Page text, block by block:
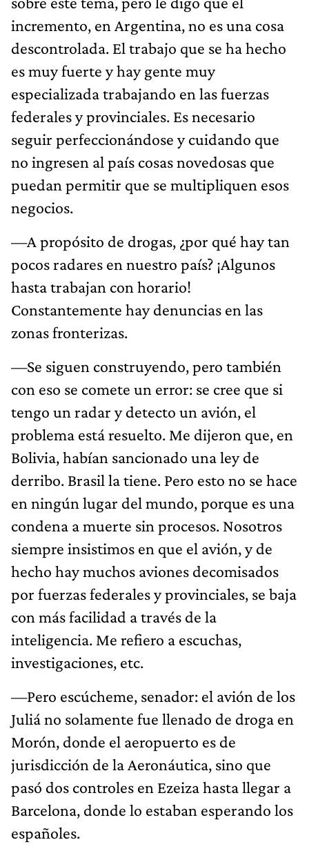
incremento, en Argentina, no es una cosa
descontrolada. El trabajo que se ha hecho
es muy fuerte y hay gente muy
especializada trabajando en las fuerzas
federales y provinciales. Es necesario
seguir perfeccionándose y cuidando que
no ingresen al país cosas novedosas que
puedan permitir que se multipliquen esos
negocios.
—A propósito de drogas, ¿por qué hay tan
pocos radares en nuestro país? ¡Algunos
hasta trabajan con horario!
Constantemente hay denuncias en las
zonas fronterizas.
—Se siguen construyendo, pero también
con eso se comete un error: se cree que si
tengo un radar y detecto un avión, el
problema está resuelto. Me dijeron que, en
Bolivia, habían sancionado una ley de
derribo. Brasil la tiene. Pero esto no se hace
en ningún lugar del mundo, porque es una
condena a muerte sin procesos. Nosotros
siempre insistimos en que el avión, y de
hecho hay muchos aviones decomisados
por fuerzas federales y provinciales, se baja
con más facilidad a través de la
inteligencia. Me refiero a escuchas,
investigaciones, etc.
—Pero escúcheme, senador: el avión de los
Juliá no solamente fue llenado de droga en
Morón, donde el aeropuerto es de
jurisdicción de la Aeronáutica, sino que
pasó dos controles en Ezeiza hasta llegar a
Barcelona, donde lo estaban esperando los
españoles.